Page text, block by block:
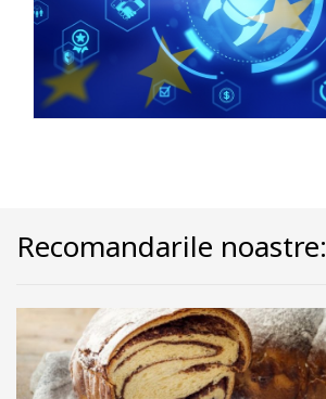
Recomandarile noastre: